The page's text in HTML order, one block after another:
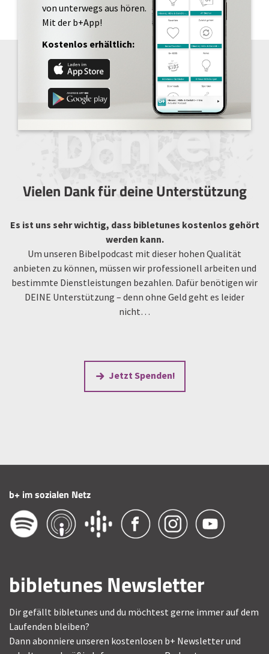
von unterwegs aus hören.
Mit der b+App!
Kostenlos erhältlich:
Vielen Dank für deine Unterstützung
Es ist uns sehr wichtig, dass bibletunes kostenlos gehört
werden kann.
Um unseren Bibelpodcast mit dieser hohen Qualität
anbieten zu können, müssen wir professionell arbeiten und
bestimmte Dienstleistungen bezahlen. Dafür benötigen wir
DEINE Unterstützung – denn ohne Geld geht es leider
nicht…
Jetzt Spenden!
b+ im sozialen Netz
bibletunes Newsletter
Dir gefällt bibletunes und du möchtest gerne immer auf dem
Laufenden bleiben?
Dann abonniere unseren kostenlosen b+ Newsletter und